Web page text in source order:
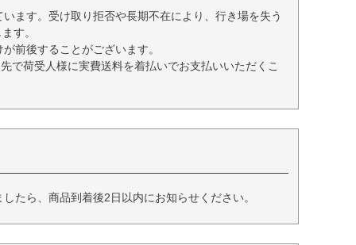
ます。受け取り拒否や長期不在により、行き場を失う
す。
前後することがございます。
で荷受人様に実費送料を着払いでお支払いいただくこ
たら、商品到着後2日以内にお知らせください。